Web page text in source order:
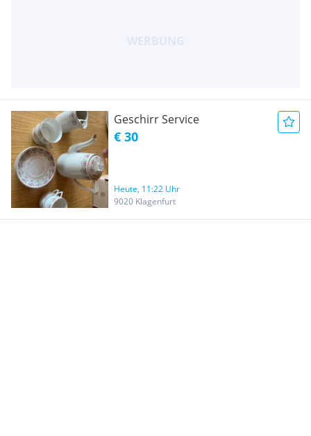
Geschirr Service
€ 30
Heute, 11:22 Uhr
9020 Klagenfurt